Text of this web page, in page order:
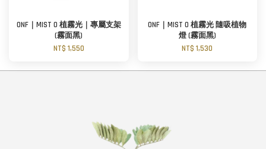
ONF｜MIST O 植霧光｜專屬支架
(霧面黑)
NT$ 1,550
ONF｜MIST O 植霧光 隨吸植物
燈 (霧面黑)
NT$ 1,530